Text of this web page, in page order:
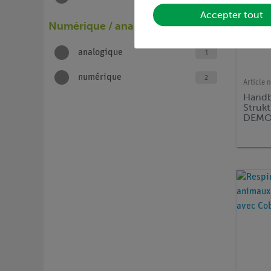
Numérique / analogique
analogique 1
numérique 2
Article
Accepter tout